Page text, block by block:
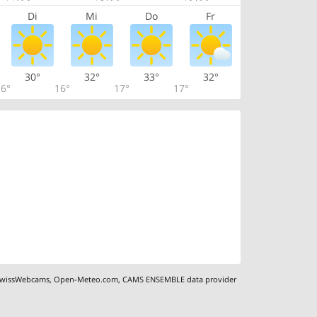
Di Mi Do Fr
30°
16°
32°
17°
33°
17°
32°
,Open-Meteo.com,CAMS ENSEMBLE data provider